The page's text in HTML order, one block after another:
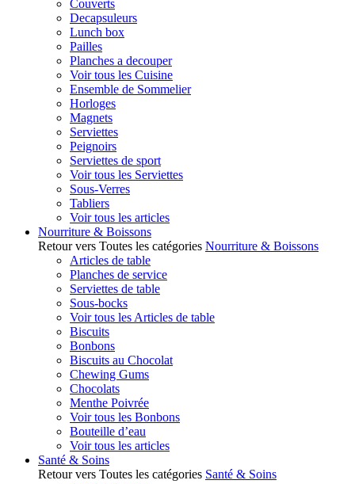
Couverts
Decapsuleurs
Lunch box
Pailles
Planches a decouper
Voir tous les Cuisine
Ensemble de Sommelier
Horloges
Magnets
Serviettes
Peignoirs
Serviettes de sport
Voir tous les Serviettes
Sous-Verres
Tabliers
Voir tous les articles
Nourriture & Boissons
Retour vers Toutes les catégories Nourriture & Boissons
Articles de table
Planches de service
Serviettes de table
Sous-bocks
Voir tous les Articles de table
Biscuits
Bonbons
Biscuits au Chocolat
Chewing Gums
Chocolats
Menthe Poivrée
Voir tous les Bonbons
Bouteille d’eau
Voir tous les articles
Santé & Soins
Retour vers Toutes les catégories Santé & Soins